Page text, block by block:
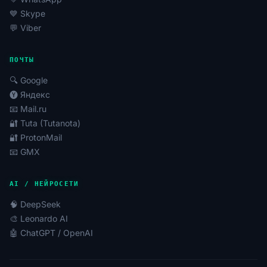
специалистов, арбитражников трафика и
владельцев бизнеса для достижения поставленных
целей.
💙 Skype
💬 Viber
ПОЧТЫ
🔍 Google
🅨 Яндекс
📧 Mail.ru
🔐 Tuta (Tutanota)
🔐 ProtonMail
📧 GMX
AI / НЕЙРОСЕТИ
🧠 DeepSeek
🎨 Leonardo AI
🤖 ChatGPT / OpenAI